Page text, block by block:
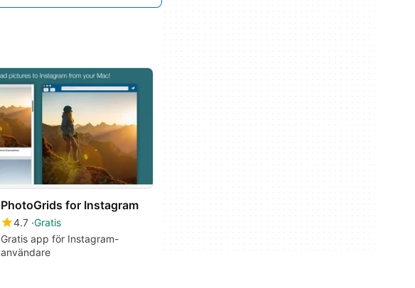
PhotoGrids for Instagram
4.7 Gratis
Gratis app för Instagram-
användare